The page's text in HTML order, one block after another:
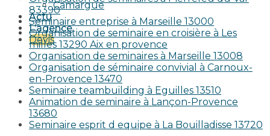
Camargue
Actu
L’agence
Devis
83390
Seminaire entreprise à Marseille 13000
Organisation de seminaire en croisière à Les
milles 13290 Aix en provence​
Organisation de seminaires à Marseille 13008
Organisation de séminaire convivial à Carnoux-
en-Provence 13470
Seminaire teambuilding à Eguilles 13510
Animation de seminaire à Lançon-Provence
13680
Seminaire esprit d equipe à La Bouilladisse 13720